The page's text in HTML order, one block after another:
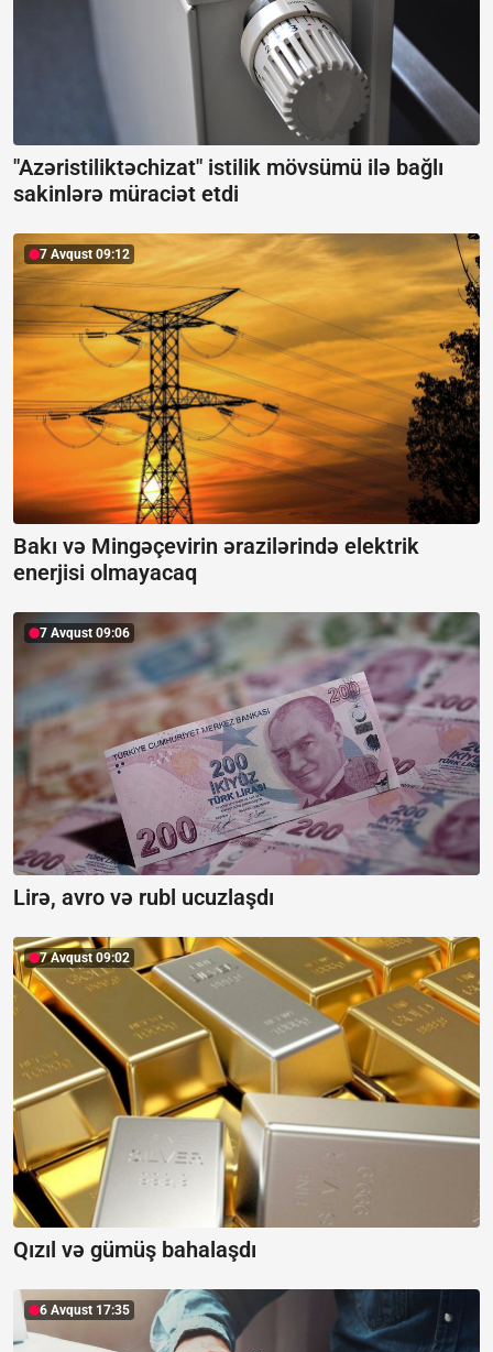
"Azəristiliktəchizat" istilik mövsümü ilə bağlı
sakinlərə müraciət etdi
7 Avqust 09:12
Bakı və Mingəçevirin ərazilərində elektrik
enerjisi olmayacaq
7 Avqust 09:06
Lirə, avro və rubl ucuzlaşdı
7 Avqust 09:02
Qızıl və gümüş bahalaşdı
6 Avqust 17:35